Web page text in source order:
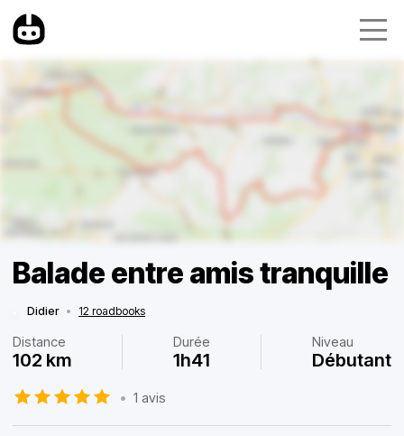
Balade entre amis tranquille
Didier • 12 roadbooks
Distance
102 km
Durée
1h41
Niveau
Débutant
• 1 avis